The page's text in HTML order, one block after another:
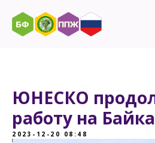
ЮНЕСКО
работу на
2023-12-20 08:48